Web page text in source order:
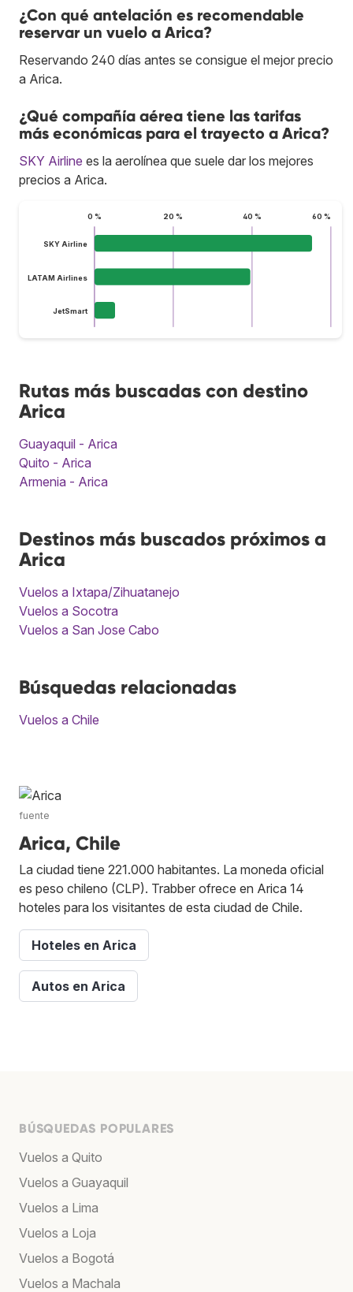
¿Con qué antelación es recomendable
reservar un vuelo a Arica?
Reservando 240 días antes se consigue el mejor precio
a Arica.
¿Qué compañía aérea tiene las tarifas
más económicas para el trayecto a Arica?
SKY Airline es la aerolínea que suele dar los mejores
precios a Arica.
0 % 20 % 40 % 60 %
SKY Airline
LATAM Airlines
JetSmart
Rutas más buscadas con destino
Arica
Guayaquil - Arica
Quito - Arica
Armenia - Arica
Destinos más buscados próximos a
Arica
Vuelos a Ixtapa/Zihuatanejo
Vuelos a Socotra
Vuelos a San Jose Cabo
Búsquedas relacionadas
Vuelos a Chile
fuente
Arica, Chile
La ciudad tiene 221.000 habitantes. La moneda oficial
es peso chileno (CLP). Trabber ofrece en Arica 14
hoteles para los visitantes de esta ciudad de Chile.
Hoteles en Arica
Autos en Arica
BÚSQUEDAS POPULARES
Vuelos a Quito
Vuelos a Guayaquil
Vuelos a Lima
Vuelos a Loja
Vuelos a Bogotá
Vuelos a Machala